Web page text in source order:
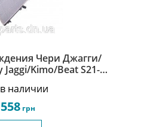
Чери Джагги/
Kimo/Beat S21-
наличии
грн